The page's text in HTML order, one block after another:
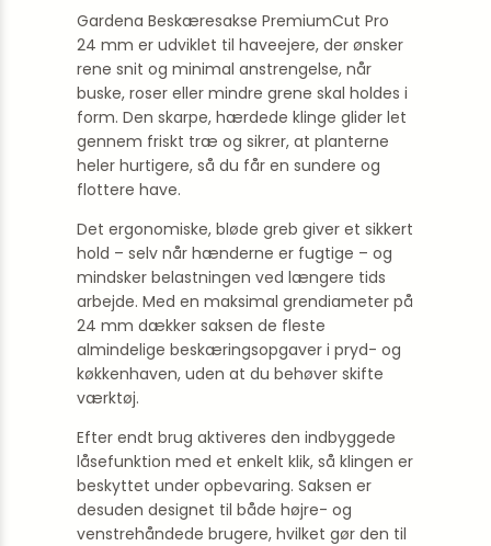
Gardena Beskæresakse PremiumCut Pro
24 mm er udviklet til haveejere, der ønsker
rene snit og minimal anstrengelse, når
buske, roser eller mindre grene skal holdes i
form. Den skarpe, hærdede klinge glider let
gennem friskt træ og sikrer, at planterne
heler hurtigere, så du får en sundere og
flottere have.
Det ergonomiske, bløde greb giver et sikkert
hold – selv når hænderne er fugtige – og
mindsker belastningen ved længere tids
arbejde. Med en maksimal grendiameter på
24 mm dækker saksen de fleste
almindelige beskæringsopgaver i pryd- og
køkkenhaven, uden at du behøver skifte
værktøj.
Efter endt brug aktiveres den indbyggede
låsefunktion med et enkelt klik, så klingen er
beskyttet under opbevaring. Saksen er
desuden designet til både højre- og
venstrehåndede brugere, hvilket gør den til